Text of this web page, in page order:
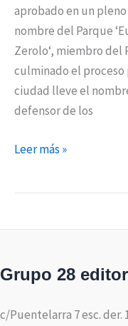
aprobado en un
nombre del Parque
Zerolo‘, miembro del
culminado el proceso
ciudad lleve el
defensor de los
Leer más »
Grupo 28
c/Puentelarra 7 esc. der.